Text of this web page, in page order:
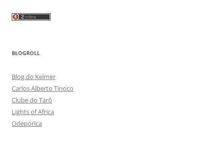
BLOGROLL
Blog do Kelmer
Carlos Alberto Tinoco
Clube do Tarô
Lights of Africa
Odepórica